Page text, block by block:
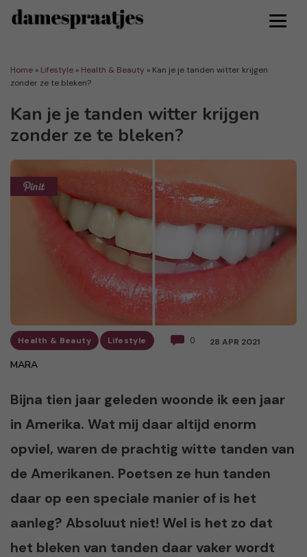
Home » Lifestyle » Health & Beauty » Kan je je tanden witter krijgen
zonder ze te bleken?
Kan je je tanden witter krijgen
zonder ze te bleken?
Health & Beauty Lifestyle 0 28 APR 2021
MARA
Bijna tien jaar geleden woonde ik een jaar
in Amerika. Wat mij daar altijd enorm
opviel, waren de prachtig witte tanden van
de Amerikanen. Poetsen ze hun tanden
daar op een speciale manier of is het
aanleg? Absoluut niet! Wel is het zo dat
het bleken van tanden daar vaker wordt